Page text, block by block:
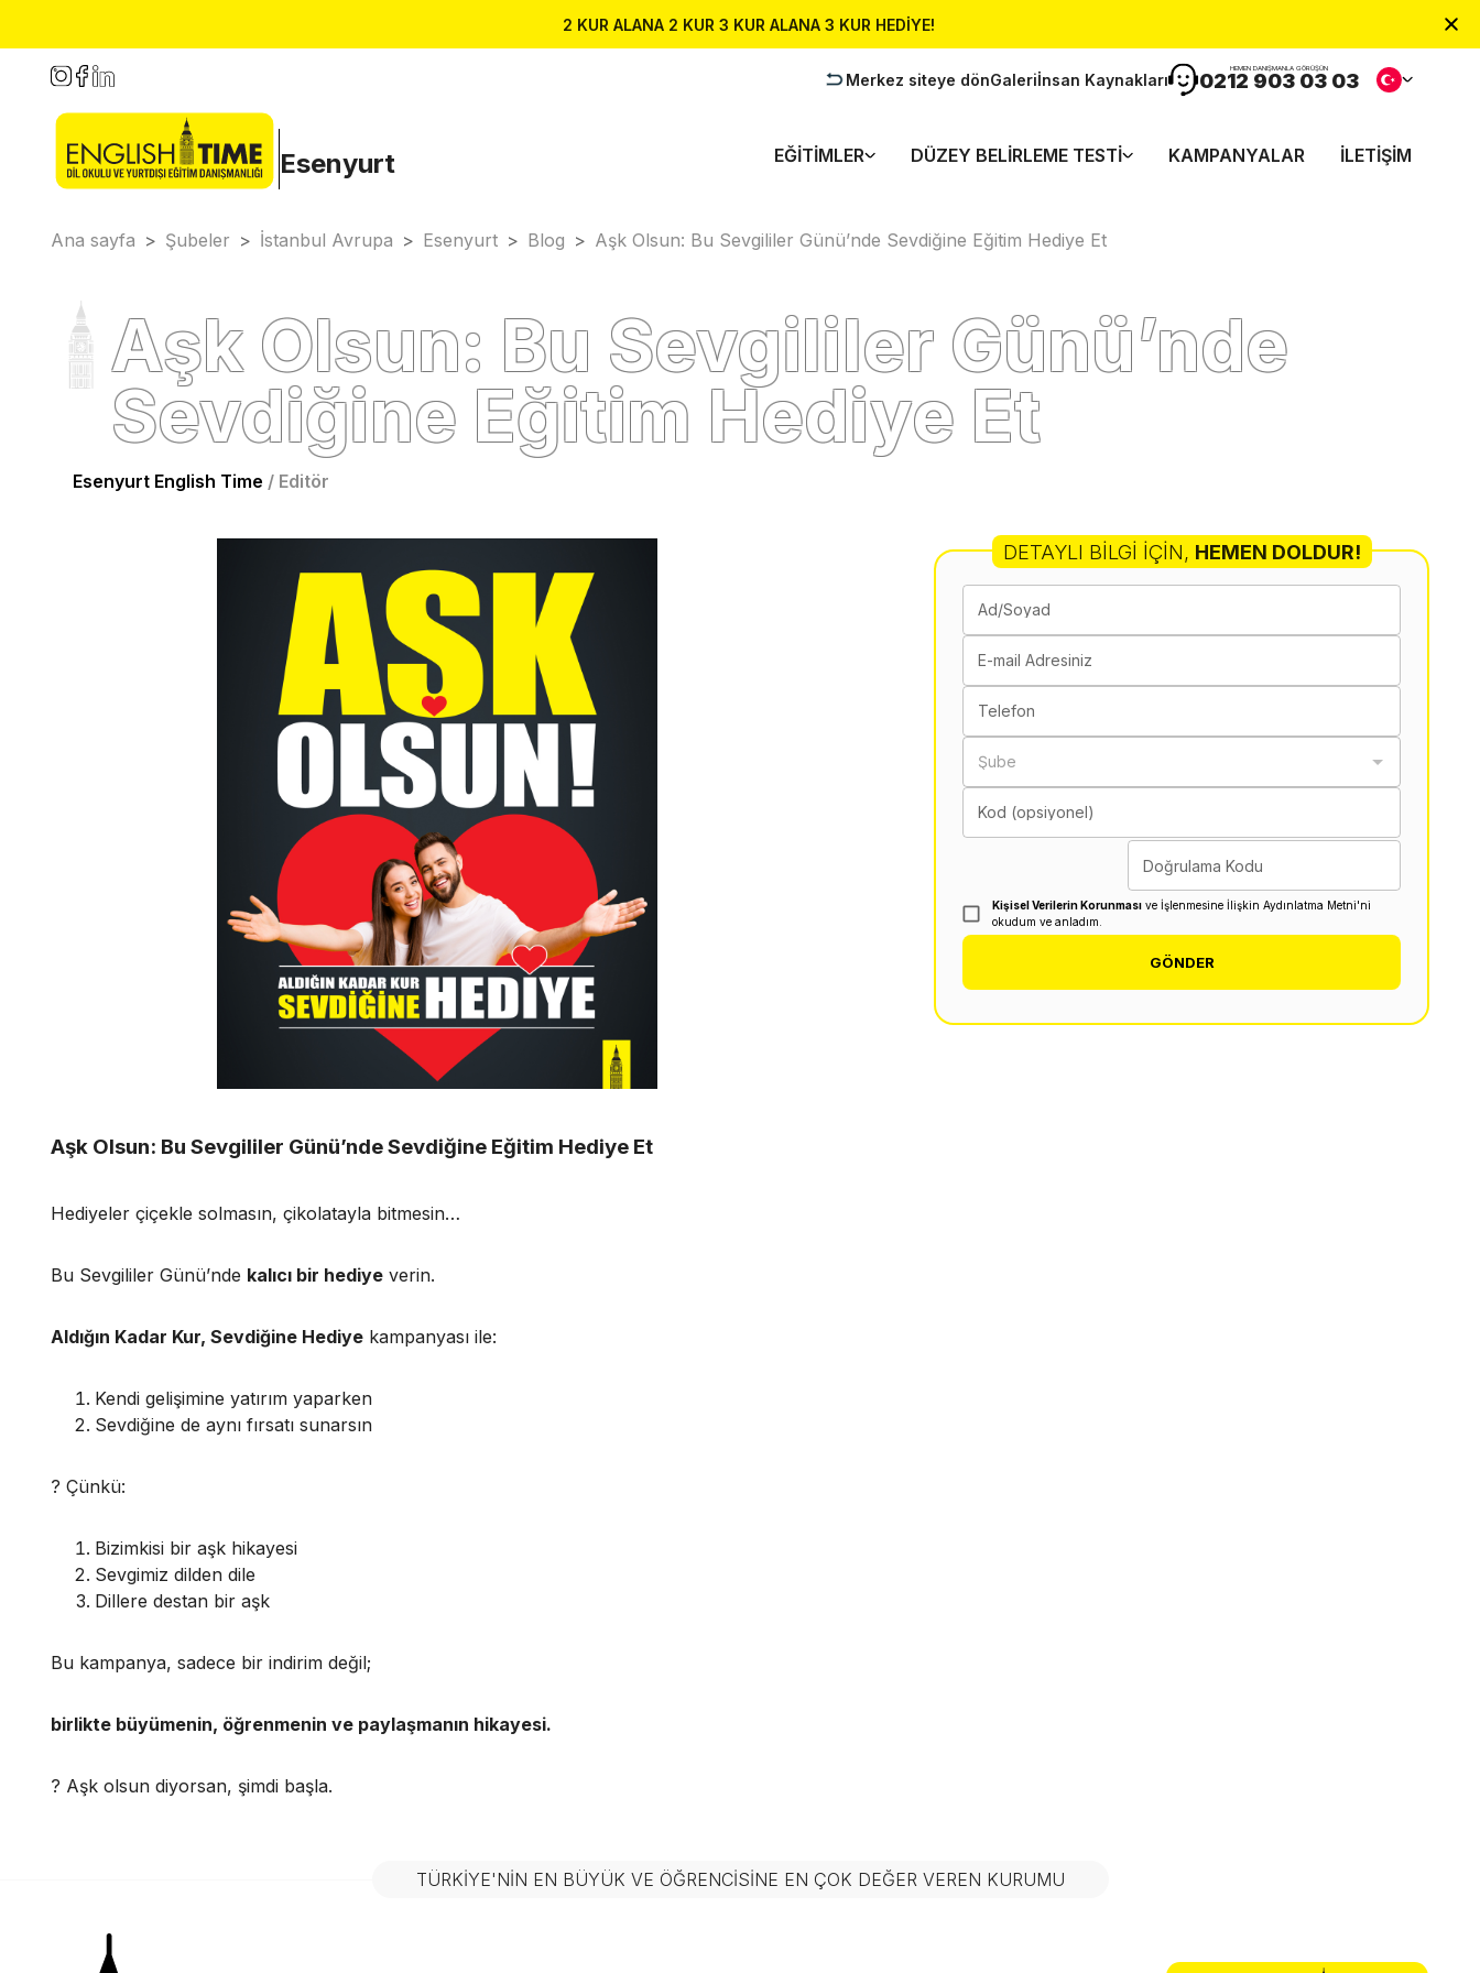
2 KUR ALANA 2 KUR 3 KUR ALANA 3 KUR HEDİYE!
Merkez siteye dönGaleriİnsan Kaynakları
HEMEN DANIŞMANLA GÖRÜŞÜN
0212 903 03 03
Esenyurt EĞITIMLER DÜZEY BELIRLEME TESTI KAMPANYALAR İLETIŞIM
Ana sayfa > Şubeler > İstanbul Avrupa > Esenyurt > Blog > Aşk Olsun: Bu Sevgililer Günü’nde Sevdiğine Eğitim Hediye Et
Aşk Olsun: Bu Sevgililer Günü’nde
Sevdiğine Eğitim Hediye Et
Esenyurt English Time / Editör
Aşk Olsun: Bu Sevgililer Günü’nde Sevdiğine Eğitim Hediye Et
Hediyeler çiçekle solmasın, çikolatayla bitmesin…
Bu Sevgililer Günü’nde kalıcı bir hediye verin.
Aldığın Kadar Kur, Sevdiğine Hediye kampanyası ile:
Kendi gelişimine yatırım yaparken
Sevdiğine de aynı fırsatı sunarsın
? Çünkü:
Bizimkisi bir aşk hikayesi
Sevgimiz dilden dile
Dillere destan bir aşk
Bu kampanya, sadece bir indirim değil;
birlikte büyümenin, öğrenmenin ve paylaşmanın hikayesi.
? Aşk olsun diyorsan, şimdi başla.
DETAYLI BILGI İÇIN, HEMEN DOLDUR!
Ad/Soyad
E-mail Adresiniz
Telefon
Şube
Kod (opsiyonel)
Doğrulama Kodu
Kişisel Verilerin Korunması ve İşlenmesine İlişkin Aydınlatma Metni'ni
okudum ve anladım.
GÖNDER
TÜRKIYE'NIN EN BÜYÜK VE ÖĞRENCISINE EN ÇOK DEĞER VEREN KURUMU